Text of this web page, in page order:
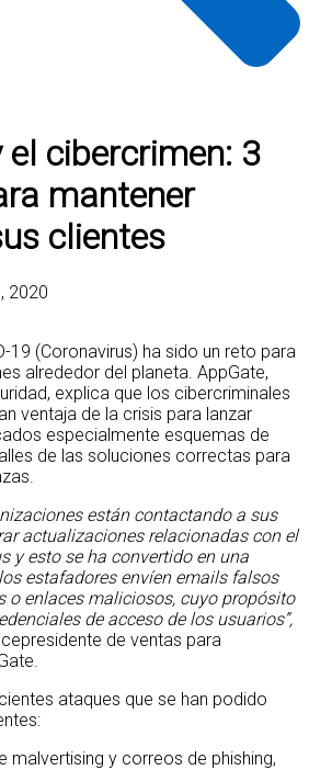
el cibercrimen: 3
mantener
clientes
2020
19 (Coronavirus) ha sido un reto para
alrededor del planeta. AppGate,
explica que los cibercriminales
ventaja de la crisis para lanzar
especialmente esquemas de
de las soluciones correctas para
están contactando a sus
actualizaciones relacionadas con el
y esto se ha convertido en una
estafadores envíen emails falsos
o enlaces maliciosos, cuyo propósito
de acceso de los usuarios”,
de ventas para
ataques que se han podido
malvertising y correos de phishing,